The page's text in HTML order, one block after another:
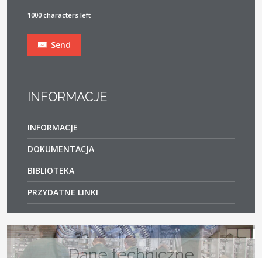
1000 characters left
Send
INFORMACJE
INFORMACJE
DOKUMENTACJA
BIBLIOTEKA
PRZYDATNE LINKI